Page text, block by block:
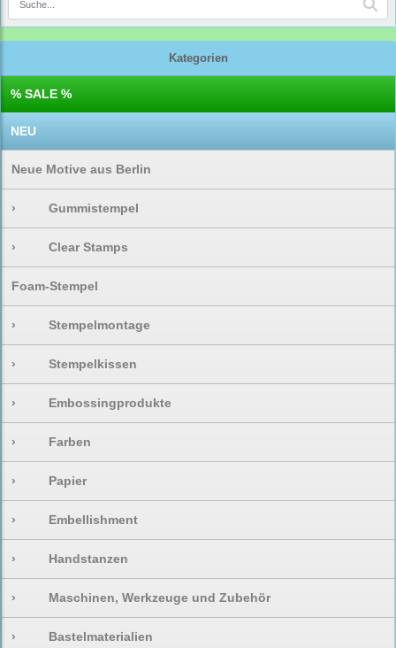
Kategorien
% SALE %
NEU
Neue Motive aus Berlin
› Gummistempel
› Clear Stamps
Foam-Stempel
› Stempelmontage
› Stempelkissen
› Embossingprodukte
› Farben
› Papier
› Embellishment
› Handstanzen
› Maschinen, Werkzeuge und Zubehör
› Bastelmaterialien